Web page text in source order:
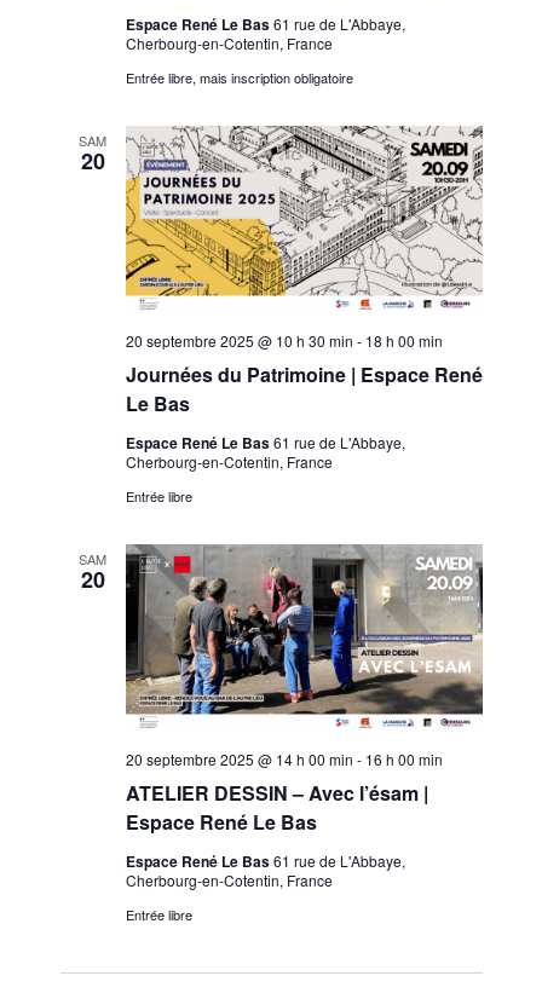
Espace René Le Bas61 rue de L'Abbaye,
Cherbourg-en-Cotentin, France
Entrée libre, mais inscription obligatoire
SAM
20
Journées du Patrimoine | Espace René
Le Bas
20 septembre 2025 @ 10 h 30 min - 18 h 00 min
Espace René Le Bas61 rue de L'Abbaye,
Cherbourg-en-Cotentin, France
Entrée libre
SAM
20
ATELIER DESSIN – Avec l’ésam |
Espace René Le Bas
20 septembre 2025 @ 14 h 00 min - 16 h 00 min
Espace René Le Bas61 rue de L'Abbaye,
Cherbourg-en-Cotentin, France
Entrée libre